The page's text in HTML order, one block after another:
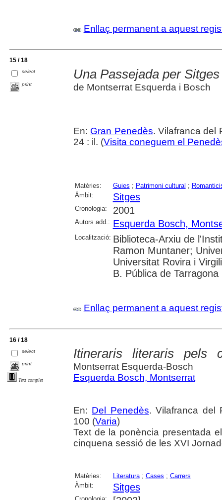
Enllaç permanent a aquest
15 / 18
select
print
Una Passejada per
de Montserrat Esquerda i Bosch
En: Gran Penedès. Vilafranca del
24 : il. (Visita coneguem el
Matèries: Guies ; Patrimoni cultural ;
Àmbit:
Sitges
Cronologia: 2001
Autors add.: Esquerda Bosch,
Localització: Biblioteca-Arxiu de
Ramon Muntaner;
Universitat Rovira i
B. Pública de Tarragona
Enllaç permanent a aquest
16 / 18
select
print
Text complet
Itineraris literaris pels
Montserrat Esquerda-Bosch
Esquerda Bosch, Montserrat
En: Del Penedès. Vilafranca del
100 (Varia)
Text de la ponència presentada
cinquena sessió de les XVI
Matèries: Literatura; Cases ; Carrers
Àmbit:
Sitges